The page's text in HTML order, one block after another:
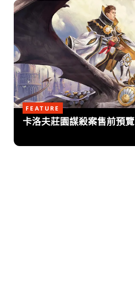
FEATURE
卡洛夫莊園謀殺案售前預覽